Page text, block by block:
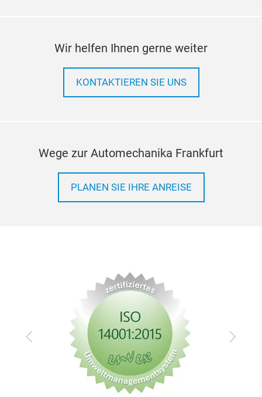
Wir helfen Ihnen gerne weiter
KONTAKTIEREN SIE UNS
Wege zur Automechanika Frankfurt
PLANEN SIE IHRE ANREISE
Zurück Vor